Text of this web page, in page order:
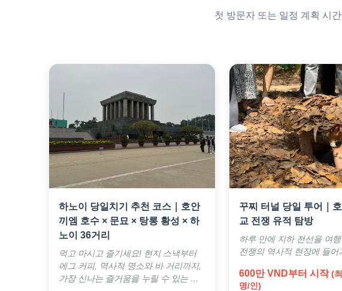
첫 방문자 또는 일정 계획 시
하노이 당일치기 추천 코스｜호안
끼엠 호수 × 문묘 × 탕롱 황성 × 하
노이 36거리
먹고 마시고 즐기세요! 현지 스낵부터
에그 커피, 역사적 명소와 바 거리까지,
가장 신나는 즐거움을 누릴 수 있는 방
꾸찌 터널 당일 투어｜
교 전쟁 유적 탐방
하루 만에 지하 전선을 여
전쟁의 역사적 현장에 들어
600만 VND부터 시작(
명/인)